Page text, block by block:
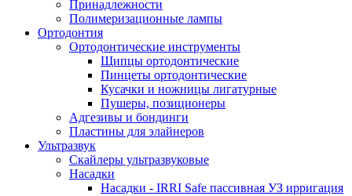
Принадлежности
Полимеризационные лампы
Ортодонтия
Ортодонтические инструменты
Щипцы ортодонтические
Пинцеты ортодонтические
Кусачки и ножницы лигатурные
Пушеры, позиционеры
Адгезивы и бондинги
Пластины для элайнеров
Ультразвук
Скайлеры ультразвуковые
Насадки
Насадки - IRRI Safe пассивная УЗ ирригация